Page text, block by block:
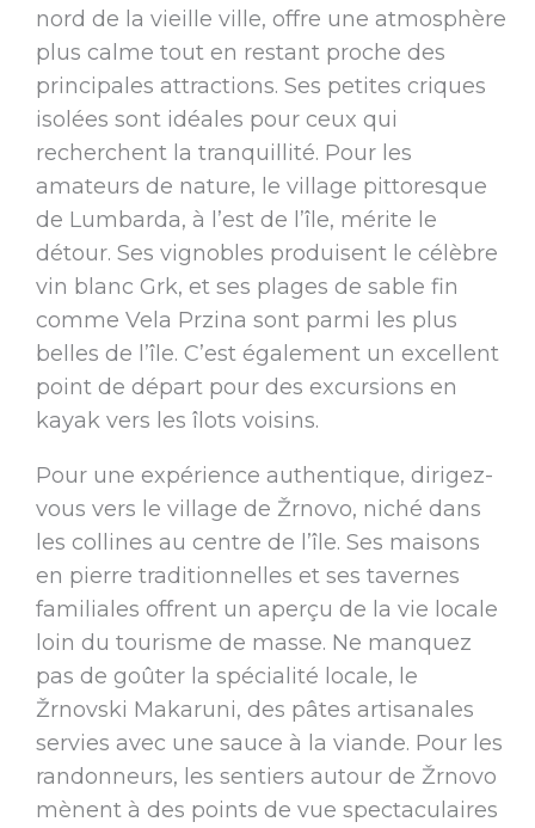
nord de la vieille ville, offre une atmosphère
plus calme tout en restant proche des
principales attractions. Ses petites criques
isolées sont idéales pour ceux qui
recherchent la tranquillité. Pour les
amateurs de nature, le village pittoresque
de Lumbarda, à l’est de l’île, mérite le
détour. Ses vignobles produisent le célèbre
vin blanc Grk, et ses plages de sable fin
comme Vela Przina sont parmi les plus
belles de l’île. C’est également un excellent
point de départ pour des excursions en
kayak vers les îlots voisins.
Pour une expérience authentique, dirigez-
vous vers le village de Žrnovo, niché dans
les collines au centre de l’île. Ses maisons
en pierre traditionnelles et ses tavernes
familiales offrent un aperçu de la vie locale
loin du tourisme de masse. Ne manquez
pas de goûter la spécialité locale, le
Žrnovski Makaruni, des pâtes artisanales
servies avec une sauce à la viande. Pour les
randonneurs, les sentiers autour de Žrnovo
mènent à des points de vue spectaculaires